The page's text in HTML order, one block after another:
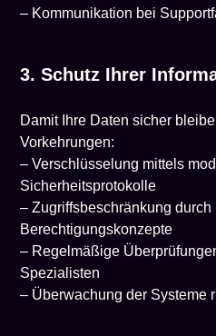
– Kommunikation bei
3. Schutz Ihrer
Damit Ihre Daten sicher
Vorkehrungen:
– Verschlüsselung mittels
Sicherheitsprotokolle
– Zugriffsbeschränkung durch
Berechtigungskonzepte
– Regelmäßige
Spezialisten
– Überwachung der Systeme